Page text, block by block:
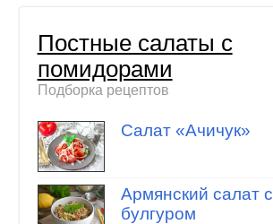
Постные салаты с
помидорами
Подборка рецептов
Салат «Ачичук»
Армянский салат с
булгуром